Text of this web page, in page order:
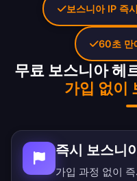
무료 보스니아 헤
가입 없이
즉시 보스니
가입 과정 없이
보스니아 IP 즉
60초 만